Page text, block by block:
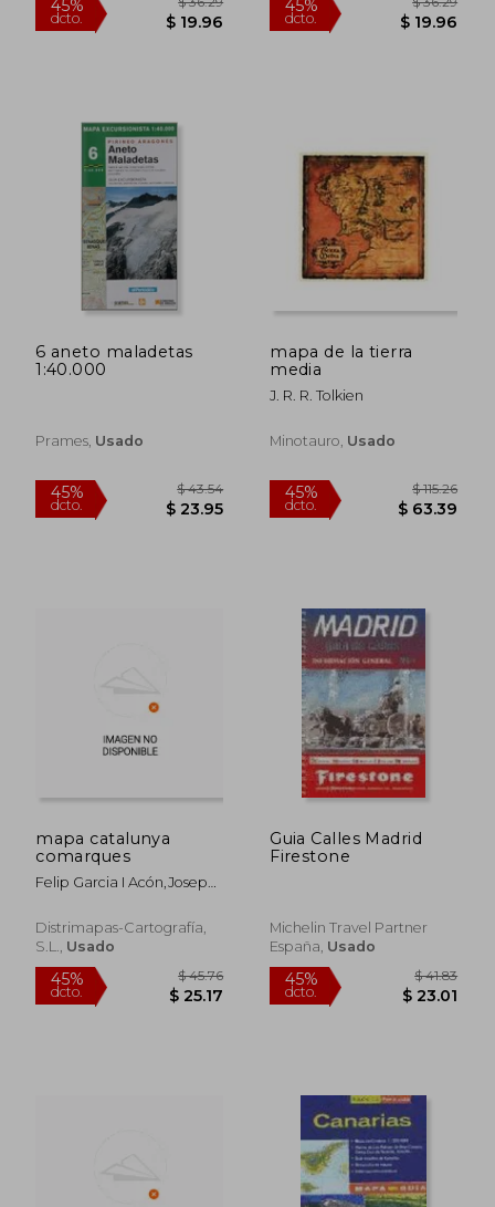
45% 45%
6 aneto maladetas
1:40.000
Prames, Usado
45%
dcto.
mapa de la tierra
media
J. R. R. Tolkien
Minotauro, Usado
45%
dcto.
mapa catalunya
comarques
Felip Garcia I Acón,josep
Distrimapas-Cartografía,
S.l., Usado
Guia Calles Madrid
Firestone
Michelin Travel Partner
España, Usado